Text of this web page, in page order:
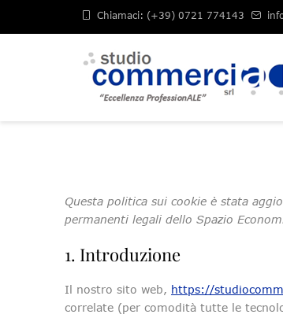
Chiamaci: (+39) 0721 774143
Questa politica sui cookie è stata
permanenti legali dello Spazio
1. Introduzione
Il nostro sito web, https://
correlate (per comodità tutte le